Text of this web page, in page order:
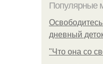
Популярные
дневный
"Что она со